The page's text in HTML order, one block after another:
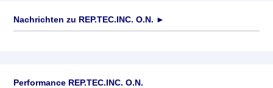
Nachrichten zu REP.TEC.INC. O.N. ►
Performance REP.TEC.INC. O.N.